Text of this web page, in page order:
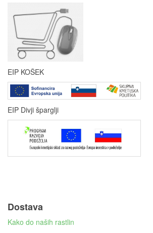
EIP KOŠEK
EIP Divji šparglji
Dostava
Kako do naših rastlin